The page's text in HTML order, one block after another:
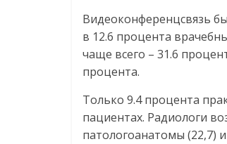
Видеоконференцсвязь
в 12.6 процента
чаще всего – 31.6
процента.
Только 9.4 процента
пациентах. Радиологи
патологоанатомы (22,7)